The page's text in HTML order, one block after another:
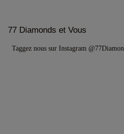
77 Diamonds et Vous
Taggez nous sur Instagram